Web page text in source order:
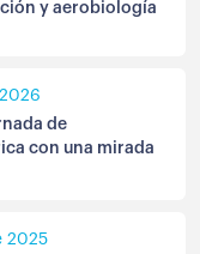
y aerobiología
de
con una mirada
2025